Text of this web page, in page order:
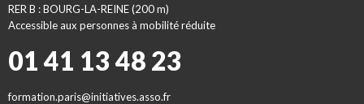
RER B : BOURG-LA-REINE (200 m)
Accessible aux personnes à mobilité réduite
01 41 13 48 23
formation.paris@initiatives.asso.fr